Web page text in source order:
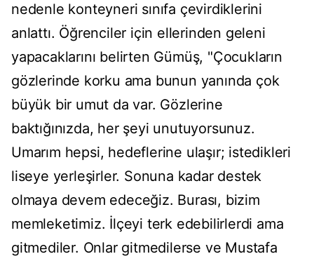
nedenle konteyneri sınıfa çevirdiklerini
anlattı. Öğrenciler için ellerinden geleni
yapacaklarını belirten Gümüş, "Çocukların
gözlerinde korku ama bunun yanında çok
büyük bir umut da var. Gözlerine
baktığınızda, her şeyi unutuyorsunuz.
Umarım hepsi, hedeflerine ulaşır; istedikleri
liseye yerleşirler. Sonuna kadar destek
olmaya devem edeceğiz. Burası, bizim
memleketimiz. İlçeyi terk edebilirlerdi ama
gitmediler. Onlar gitmedilerse ve Mustafa